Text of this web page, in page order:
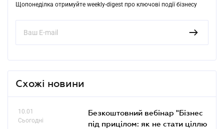
Щопонеділка отримуйте weekly-digest про ключові події бізнесу
Схожі новини
10.01
Сьогодні
Безкоштовний вебінар "Бізнес
під прицілом: як не стати ціллю